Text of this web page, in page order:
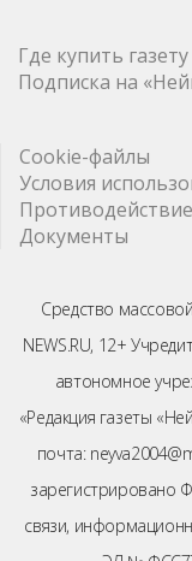
Где купить газету
Подписка на
Cookie-файлы
Условия
Документы
Средство
NEWS.RU, 12+
автономное
«Редакция газеты
почта:
зарегистрировано
связи,